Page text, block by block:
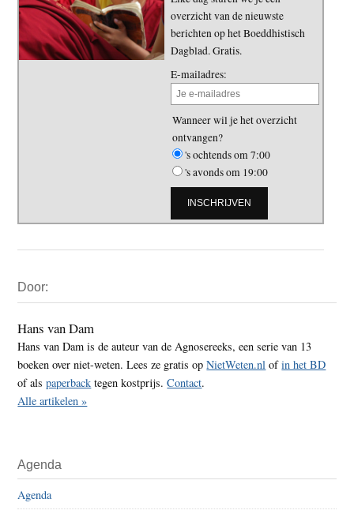
overzicht van de nieuwste
berichten op het Boeddhistisch
Dagblad. Gratis.
E-mailadres:
Wanneer wil je het overzicht
ontvangen?
's ochtends om 7:00
's avonds om 19:00
Sidebar
Door:
Hans van Dam
Hans van Dam is de auteur van de Agnosereeks, een serie van 13
boeken over niet-weten. Lees ze gratis opNietWeten.nl ofin het BD
of alspaperback tegen kostprijs.Contact.
Alle artikelen »
Agenda
Agenda